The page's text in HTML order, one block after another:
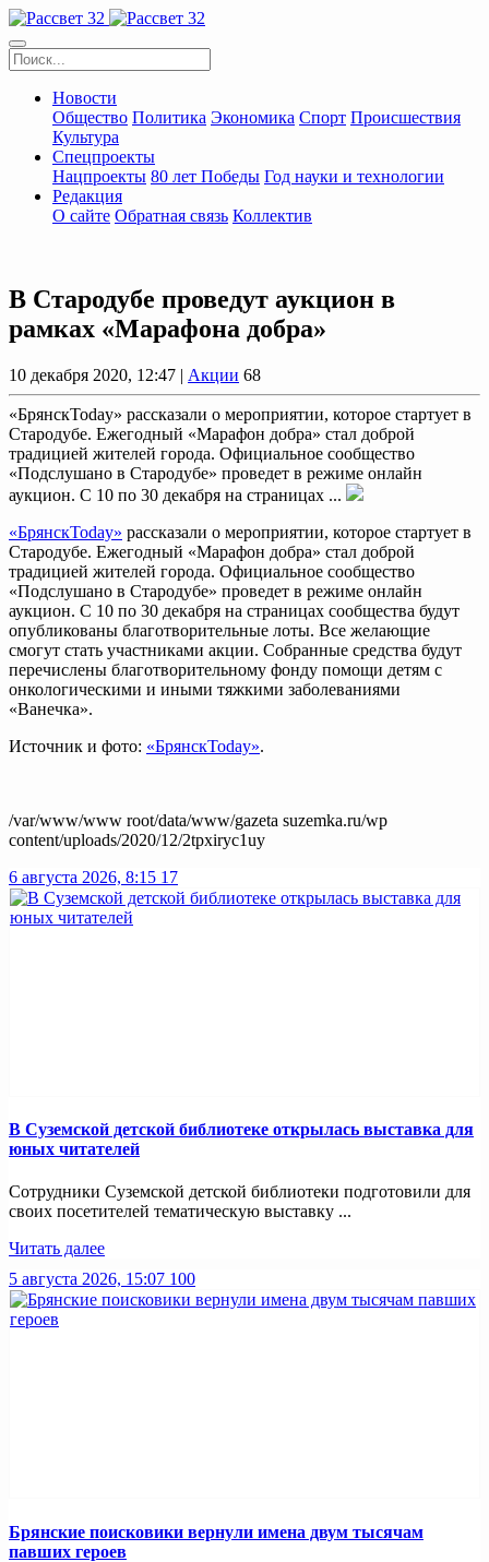
Новости
Общество Политика Экономика Спорт Происшествия
Культура
Спецпроекты
Нацпроекты 80 лет Победы Год науки и технологии
Редакция
О сайте Обратная связь Коллектив
В Стародубе проведут аукцион в
рамках «Марафона добра»
10 декабря 2020, 12:47 | Акции 68
«БрянскToday» рассказали о мероприятии, которое стартует в
Стародубе. Ежегодный «Марафон добра» стал доброй
традицией жителей города. Официальное сообщество
«Подслушано в Стародубе» проведет в режиме онлайн
аукцион. С 10 по 30 декабря на страницах ...
«БрянскToday» рассказали о мероприятии, которое стартует в
Стародубе. Ежегодный «Марафон добра» стал доброй
традицией жителей города. Официальное сообщество
«Подслушано в Стародубе» проведет в режиме онлайн
аукцион. С 10 по 30 декабря на страницах сообщества будут
опубликованы благотворительные лоты. Все желающие
смогут стать участниками акции. Собранные средства будут
перечислены благотворительному фонду помощи детям с
онкологическими и иными тяжкими заболеваниями
«Ванечка».
Источник и фото: «БрянскToday».
/var/www/www root/data/www/gazeta suzemka.ru/wp
content/uploads/2020/12/2tpxiryc1uy
6 августа 2026, 8:15 17
В Суземской детской библиотеке открылась выставка для
юных читателей
Сотрудники Суземской детской библиотеки подготовили для
своих посетителей тематическую выставку ...
Читать далее
5 августа 2026, 15:07 100
Брянские поисковики вернули имена двум тысячам
павших героев